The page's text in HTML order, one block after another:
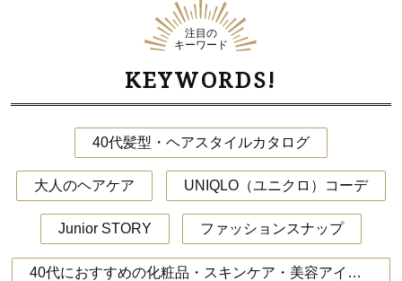
注目の
キーワード
KEYWORDS!
40代髪型・ヘアスタイルカタログ
大人のヘアケア UNIQLO（ユニクロ）コーデ
Junior STORY ファッションスナップ
40代におすすめの化粧品・スキンケア・美容アイテム